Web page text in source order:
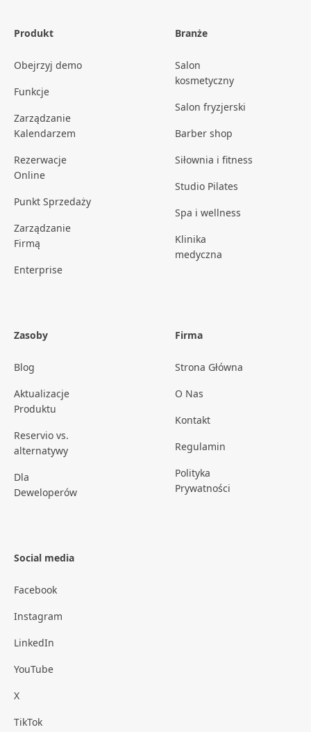
Produkt
Obejrzyj demo
Funkcje
Zarządzanie
Kalendarzem
Rezerwacje
Online
Punkt Sprzedaży
Zarządzanie
Firmą
Enterprise
Branże
Salon
kosmetyczny
Salon fryzjerski
Barber shop
Siłownia i fitness
Studio Pilates
Spa i wellness
Klinika
medyczna
Zasoby
Blog
Aktualizacje
Produktu
Reservio vs.
alternatywy
Dla
Deweloperów
Firma
Strona Główna
O Nas
Kontakt
Regulamin
Polityka
Prywatności
Social media
Facebook
Instagram
LinkedIn
YouTube
X
TikTok